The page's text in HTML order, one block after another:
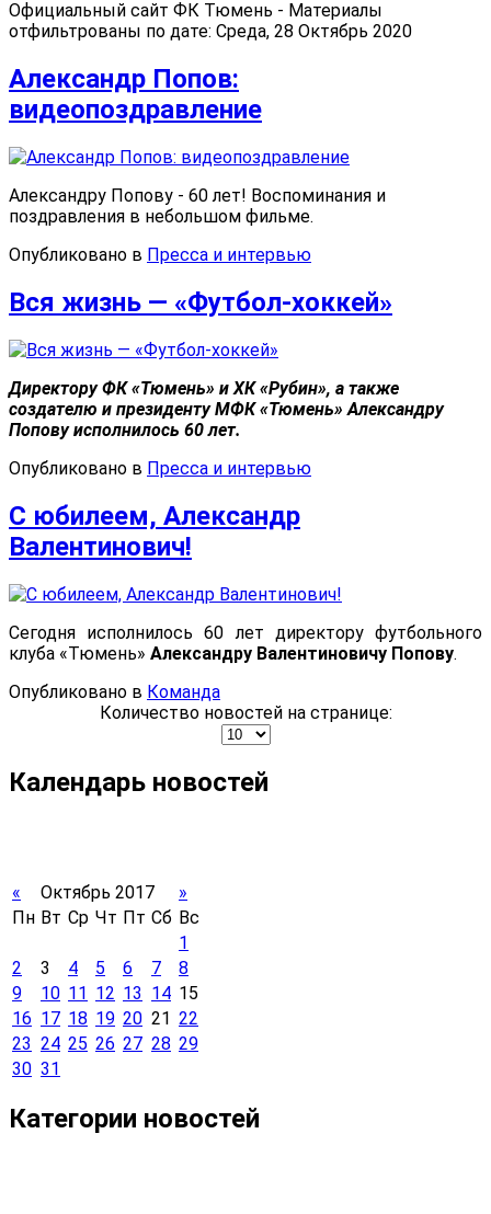
Официальный сайт ФК Тюмень - Материалы
отфильтрованы по дате: Среда, 28 Октябрь 2020
Александр Попов:
видеопоздравление
Александру Попову - 60 лет! Воспоминания и
поздравления в небольшом фильме.
Опубликовано в Пресса и интервью
Вся жизнь — «Футбол-хоккей»
Директору ФК «Тюмень» и ХК «Рубин», а также
создателю и президенту МФК «Тюмень» Александру
Попову исполнилось 60 лет.
Опубликовано в Пресса и интервью
С юбилеем, Александр
Валентинович!
Сегодня исполнилось 60 лет директору футбольного
клуба «Тюмень» Александру Валентиновичу Попову.
Опубликовано в Команда
Количество новостей на странице:
Календарь новостей
« Октябрь 2017
»
Пн Вт Ср Чт Пт Сб Вс
1
2
3 4 5 6 7
8
9
10 11 12 13 14 15
16 17 18 19 20 21 22
23 24 25 26 27 28 29
30 31
Категории новостей